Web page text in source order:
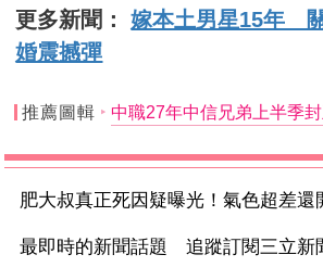
更多新聞：嫁本土男星15年
婚震撼彈
推薦圖輯 中職27年中信兄弟上半季
肥大叔真正死因疑曝光！氣色超差還
最即時的新聞話題 追蹤訂閱三立新